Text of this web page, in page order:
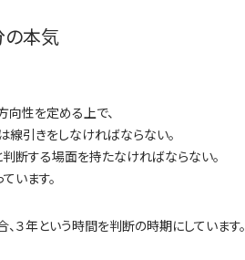
の本気
向性を定める上で、
線引きをしなければならない。
判断する場面を持たなければならない。
います。
、３年という時間を判断の時期にしています。